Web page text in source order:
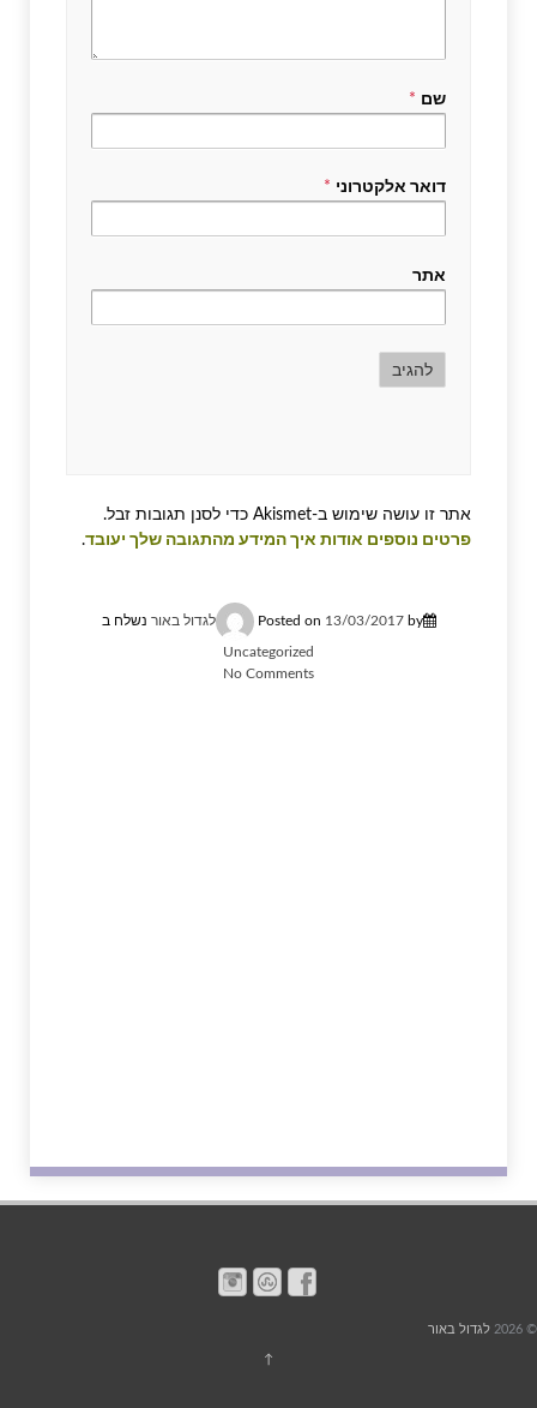
שם *
דואר אלקטרוני *
אתר
אתר זו עושה שימוש ב-Akismet כדי לסנן תגובות זבל.
פרטים נוספים אודות איך המידע מהתגובה שלך יעובד.
Posted on 13/03/2017by לגדול באור נשלח ב
Uncategorized
No Comments
© 2026 לגדול באור
↑